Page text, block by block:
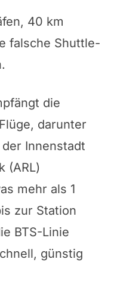
40 km
falsche Shuttle-
die
darunter
Innenstadt
(ARL)
mehr als 1
zur Station
BTS-Linie
günstig